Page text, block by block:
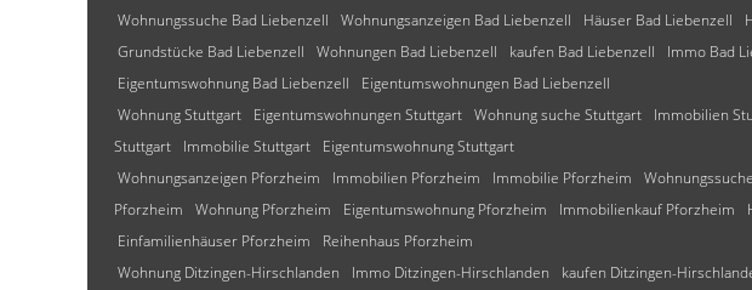
Wohnungssuche Bad Liebenzell
Wohnungsanzeigen Bad Liebenzell Häuser Bad Liebenzell
Grundstücke Bad Liebenzell
Wohnungen Bad Liebenzell kaufen Bad Liebenzell Immo Bad
Eigentumswohnung Bad Liebenzell
Eigentumswohnungen Bad Liebenzell
Wohnung Stuttgart
Eigentumswohnungen Stuttgart Wohnung suche Stuttgart Immobilien
Stuttgart
Immobilie Stuttgart
Eigentumswohnung Stuttgart
Wohnungsanzeigen Pforzheim
Immobilien Pforzheim Immobilie Pforzheim
Pforzheim
Wohnung Pforzheim Eigentumswohnung Pforzheim Immobilienkauf Pforzheim
Einfamilienhäuser Pforzheim
Reihenhaus Pforzheim
Wohnung Ditzingen-Hirschlanden
Immo Ditzingen-Hirschlanden kaufen Ditzingen-